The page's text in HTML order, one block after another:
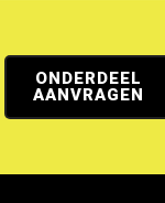
ONDERDEEL
AANVRAGEN